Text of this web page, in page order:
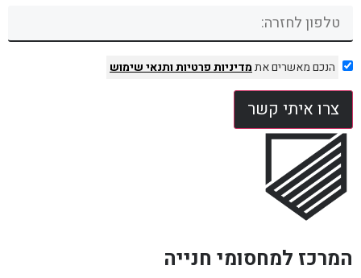
הנכם מאשרים אתמדיניות פרטיותותנאי שימוש
צרו איתי קשר
המרכז למחסומי חנייה